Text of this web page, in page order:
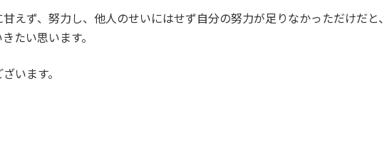
えず、努力し、他人のせいにはせず自分の努力が足りなかっただけだと、
たい思います。
います。